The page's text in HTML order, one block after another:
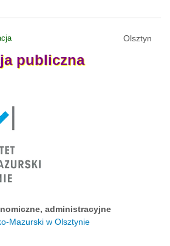
Olsztyn
publiczna
administracyjne
Mazurski w Olsztynie